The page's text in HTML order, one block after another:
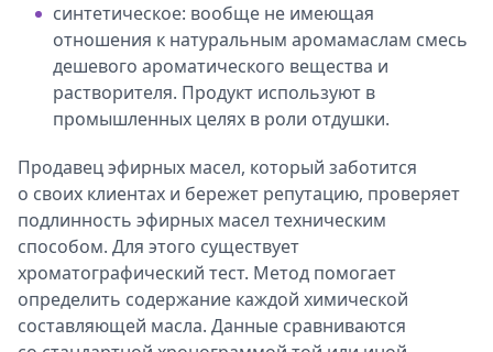
синтетическое: вообще не имеющая
отношения к натуральным аромамаслам смесь
дешевого ароматического вещества и
растворителя. Продукт используют в
промышленных целях в роли отдушки.
Продавец эфирных масел, который заботится
о своих клиентах и бережет репутацию, проверяет
подлинность эфирных масел техническим
способом. Для этого существует
хроматографический тест. Метод помогает
определить содержание каждой химической
составляющей масла. Данные сравниваются